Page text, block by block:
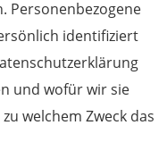
Personenbezogene
identifiziert
und wofür wir sie
welchem Zweck das